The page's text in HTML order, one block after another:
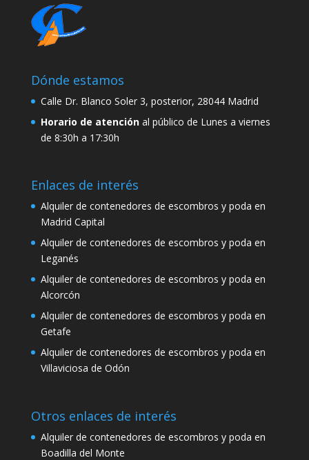
Dónde estamos
Calle Dr. Blanco Soler 3, posterior, 28044 Madrid
Horario de atenciónal público de Lunes a viernes
de 8:30h a 17:30h
Enlaces de interés
Alquiler de contenedores de escombros y poda en
Madrid Capital
Alquiler de contenedores de escombros y poda en
Leganés
Alquiler de contenedores de escombros y poda en
Alcorcón
Alquiler de contenedores de escombros y poda en
Getafe
Alquiler de contenedores de escombros y poda en
Villaviciosa de Odón
Otros enlaces de interés
Alquiler de contenedores de escombros y poda en
Boadilla del Monte